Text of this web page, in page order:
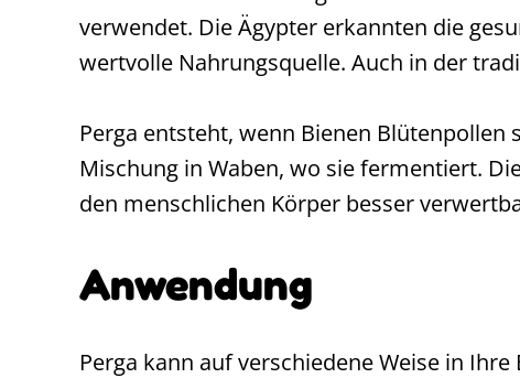
verwendet. Die Ägypter erkannten die
wertvolle Nahrungsquelle. Auch in der
Perga entsteht, wenn Bienen
Mischung in Waben, wo sie fermentiert.
den menschlichen Körper besser
Anwendung
Perga kann auf verschiedene Weise in